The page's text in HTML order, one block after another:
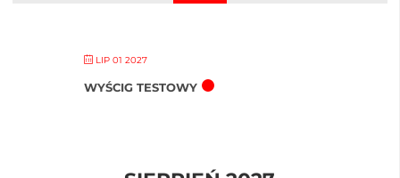
LIP 01 2027
WYŚCIG TESTOWY